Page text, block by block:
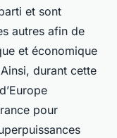
et sont
autres afin de
et économique
durant cette
pour